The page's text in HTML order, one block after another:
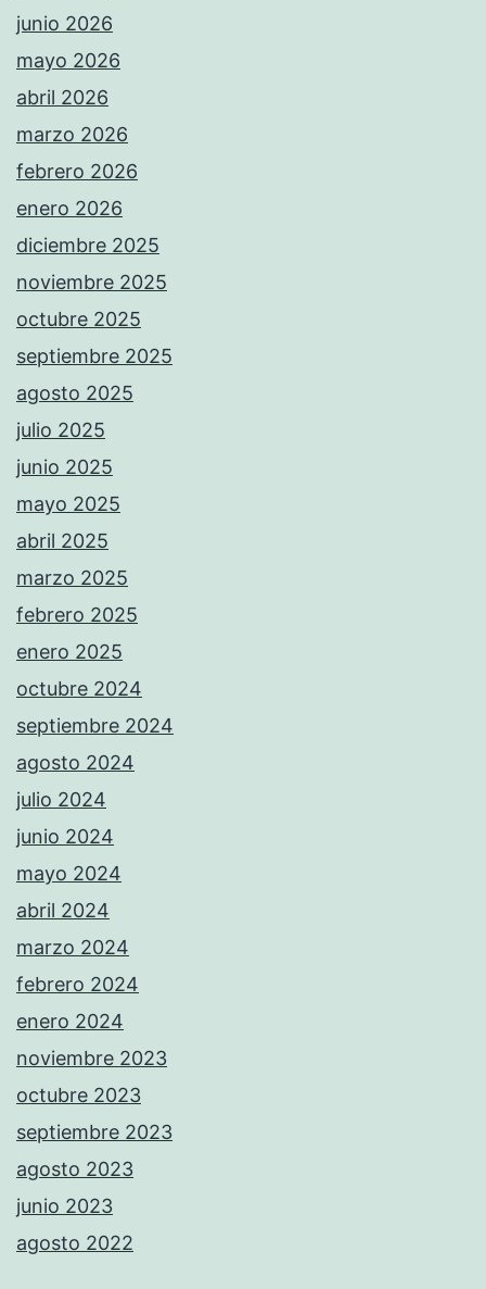
junio 2026
mayo 2026
abril 2026
marzo 2026
febrero 2026
enero 2026
diciembre 2025
noviembre 2025
octubre 2025
septiembre 2025
agosto 2025
julio 2025
junio 2025
mayo 2025
abril 2025
marzo 2025
febrero 2025
enero 2025
octubre 2024
septiembre 2024
agosto 2024
julio 2024
junio 2024
mayo 2024
abril 2024
marzo 2024
febrero 2024
enero 2024
noviembre 2023
octubre 2023
septiembre 2023
agosto 2023
junio 2023
agosto 2022